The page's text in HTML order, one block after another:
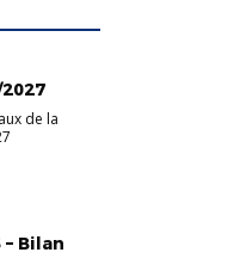
de la
Bilan